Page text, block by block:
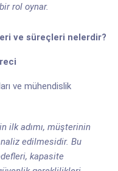
rol oynar.
ve süreçleri nelerdir?
ve mühendislik
ilk adımı, müşterinin
edilmesidir. Bu
kapasite